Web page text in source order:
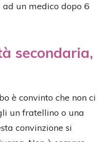
un medico dopo 6
secondaria,
è convinto che non ci
un fratellino o una
convinzione si